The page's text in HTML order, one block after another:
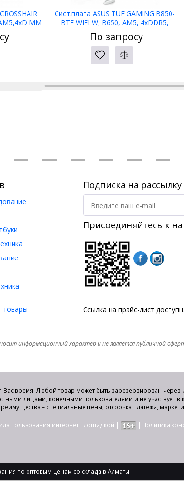
Сист.плата ASUS TUF GAMING B850-
BTF WIFI W, B650, AM5, 4xDDR5,
2xPCI-E x16, PCI-Ex1, M2,
SATA,HDMI,DP, WIFI7, WHITE, BOX
По запросу
товары
Подписка на рассылку
Присоединяйтесь к
Ссылка на прайс-лист
информационный характер и не является публичной
время. Любой товар может быть зарезервирован через
лицами, конечными пользователями и не участвует
– специальные цены, отсрочка платежа,
пользования интернет площадкой | | Политика
по оптовым ценам со склада в Алматы.